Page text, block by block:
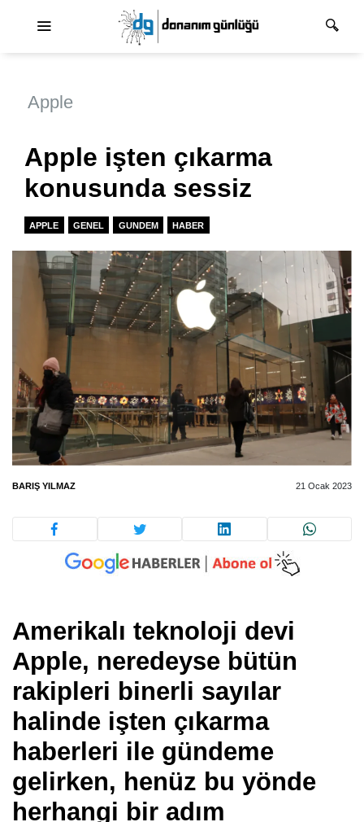
Apple
Apple işten çıkarma
konusunda sessiz
APPLE GENEL GUNDEM HABER
BARIŞ YILMAZ 21 Ocak 2023
Amerikalı teknoloji devi
Apple, neredeyse bütün
rakipleri binerli sayılar
halinde işten çıkarma
haberleri ile gündeme
gelirken, henüz bu yönde
herhangi bir adım